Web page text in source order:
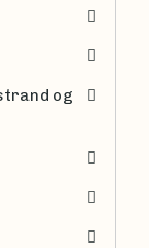
og